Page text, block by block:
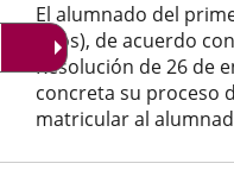
El alumnado del
años), de acuerdo
Resolución de 26 de
concreta su proceso
matricular al